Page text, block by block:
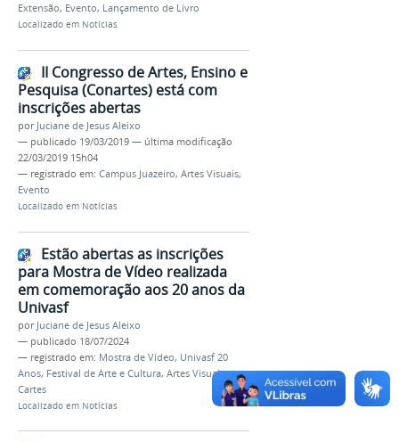
Extensão, Evento, Lançamento de Livro
Localizado em Notícias
II Congresso de Artes, Ensino e
Pesquisa (Conartes) está com
inscrições abertas
por Juciane de Jesus Aleixo
— publicado 19/03/2019 — última modificação
22/03/2019 15h04
— registrado em: Campus Juazeiro, Artes Visuais,
Evento
Localizado em Notícias
Estão abertas as inscrições
para Mostra de Vídeo realizada
em comemoração aos 20 anos da
Univasf
por Juciane de Jesus Aleixo
— publicado 18/07/2024
— registrado em: Mostra de Vídeo, Univasf 20
Anos, Festival de Arte e Cultura, Artes Visuais,
Cartes
Localizado em Notícias